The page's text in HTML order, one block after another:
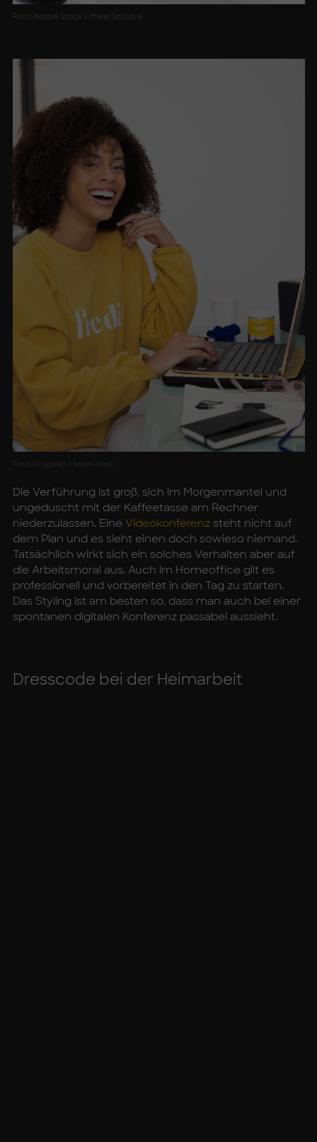
Foto: Adobe Stock / Maria Sbytova
Foto: Unsplash / team-fredi
Die Verführung ist groß, sich im Morgenmantel und
ungeduscht mit der Kaffeetasse am Rechner
niederzulassen. Eine Videokonferenzsteht nicht auf
dem Plan und es sieht einen doch sowieso niemand.
Tatsächlich wirkt sich ein solches Verhalten aber auf
die Arbeitsmoral aus. Auch im Homeoffice gilt es
professionell und vorbereitet in den Tag zu starten.
Das Styling ist am besten so, dass man auch bei einer
spontanen digitalen Konferenz passabel aussieht.
Dress­code bei der Heim­ar­beit